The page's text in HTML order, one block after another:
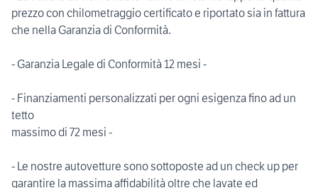
prezzo con chilometraggio certificato e riportato sia in fattura
che nella Garanzia di Conformità.
- Garanzia Legale di Conformità 12 mesi -
- Finanziamenti personalizzati per ogni esigenza fino ad un
tetto
massimo di 72 mesi -
- Le nostre autovetture sono sottoposte ad un check up per
garantire la massima affidabilità oltre che lavate ed